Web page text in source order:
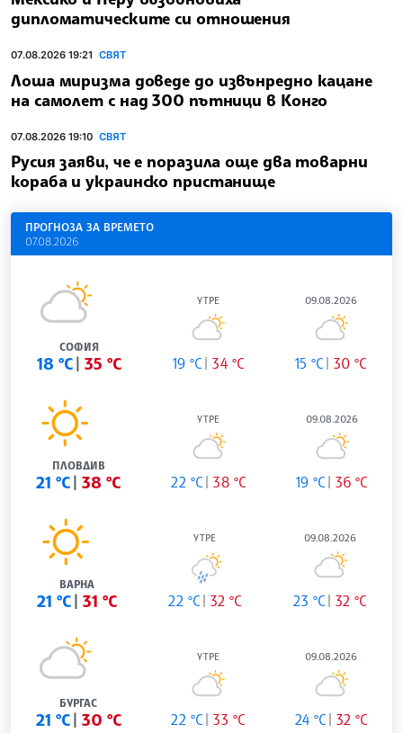
дипломатическите си отношения
07.08.2026 19:21 СВЯТ
Лоша миризма доведе до извънредно кацане
на самолет с над 300 пътници в Конго
07.08.2026 19:10 СВЯТ
Русия заяви, че е поразила още два товарни
кораба и украинско пристанище
ПРОГНОЗА ЗА ВРЕМЕТО
07.08.2026
СОФИЯ
18 °C 35 °C
УТРЕ
19 °C 34 °C
09.08.2026
15 °C 30 °C
ПЛОВДИВ
21 °C 38 °C
УТРЕ
22 °C 38 °C
09.08.2026
19 °C 36 °C
ВАРНА
21 °C 31 °C
УТРЕ
22 °C 32 °C
09.08.2026
23 °C 32 °C
БУРГАС
21 °C 30 °C
УТРЕ
22 °C 33 °C
09.08.2026
24 °C 32 °C